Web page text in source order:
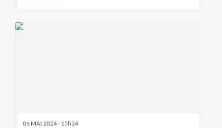
06 MAI 2024 - 15h34